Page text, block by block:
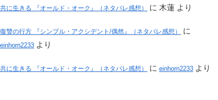
共に生きる 『オールド・オーク』（ネタバレ感想） に 木蓮 より
復讐の行方 『シンプル・アクシデント/偶然』（ネタバレ感想） に
einhorn2233 より
共に生きる 『オールド・オーク』（ネタバレ感想） に einhorn2233 より